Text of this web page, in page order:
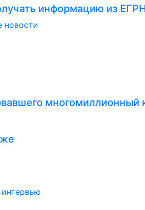
информацию из
новости
многомиллионный
интервью